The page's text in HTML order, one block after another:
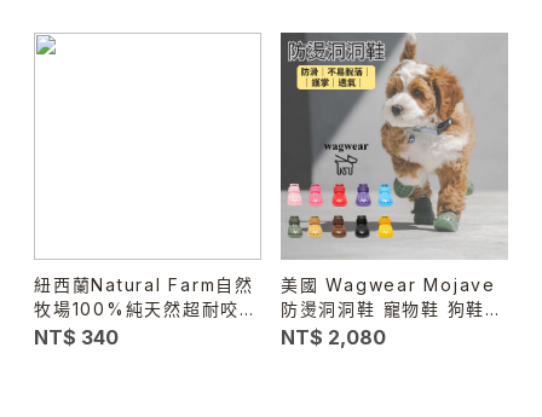
紐西蘭Natural Farm自然
牧場100%純天然超耐咬牛
腱棒-加長版 #天然潔牙骨
NT$ 340
美國 Wagwear Mojave
防燙洞洞鞋 寵物鞋 狗鞋子
透氣防滑 不掉鞋 散步鞋
NT$ 2,080